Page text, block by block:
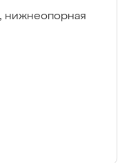
нижнеопорная